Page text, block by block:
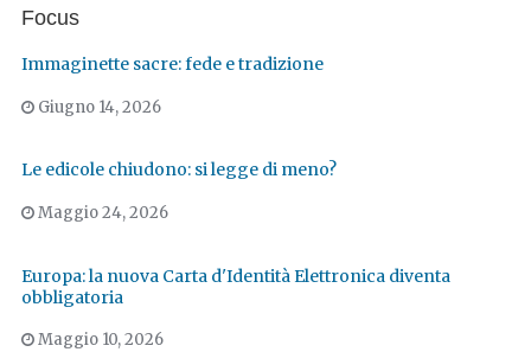
Focus
Immaginette sacre: fede e tradizione
Giugno 14, 2026
Le edicole chiudono: si legge di meno?
Maggio 24, 2026
Europa: la nuova Carta d'Identità Elettronica diventa
obbligatoria
Maggio 10, 2026